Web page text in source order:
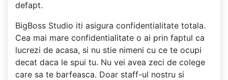
defapt.
BigBoss Studio iti asigura confidentialitate totala.
Cea mai mare confidentialitate o ai prin faptul ca
lucrezi de acasa, si nu stie nimeni cu ce te ocupi
decat daca le spui tu. Nu vei avea zeci de colege
care sa te barfeasca. Doar staff-ul nostru si